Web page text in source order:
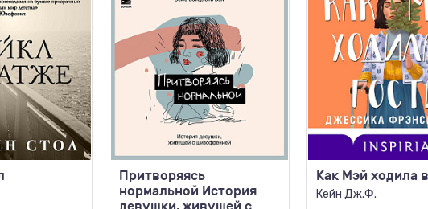
Притворяясь
нормальной История
Как Мэй ходила
Кейн Дж.Ф.